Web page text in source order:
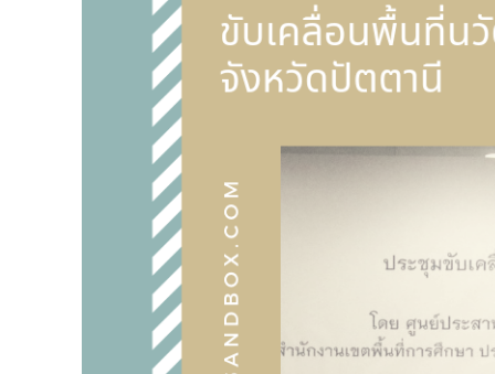
-- รายงานคณะผู้ประเมินอิสระ
---- รอบประเมิน (พ.ศ. 2562-2564)
-- รายงานประจำปี
---- ปีการศึกษา 2564
---- ปีการศึกษา 2565
---- ปีการศึกษา 2567
-- รายงานผล กขศ.สพท.
-- เอกสารเผยแพร่